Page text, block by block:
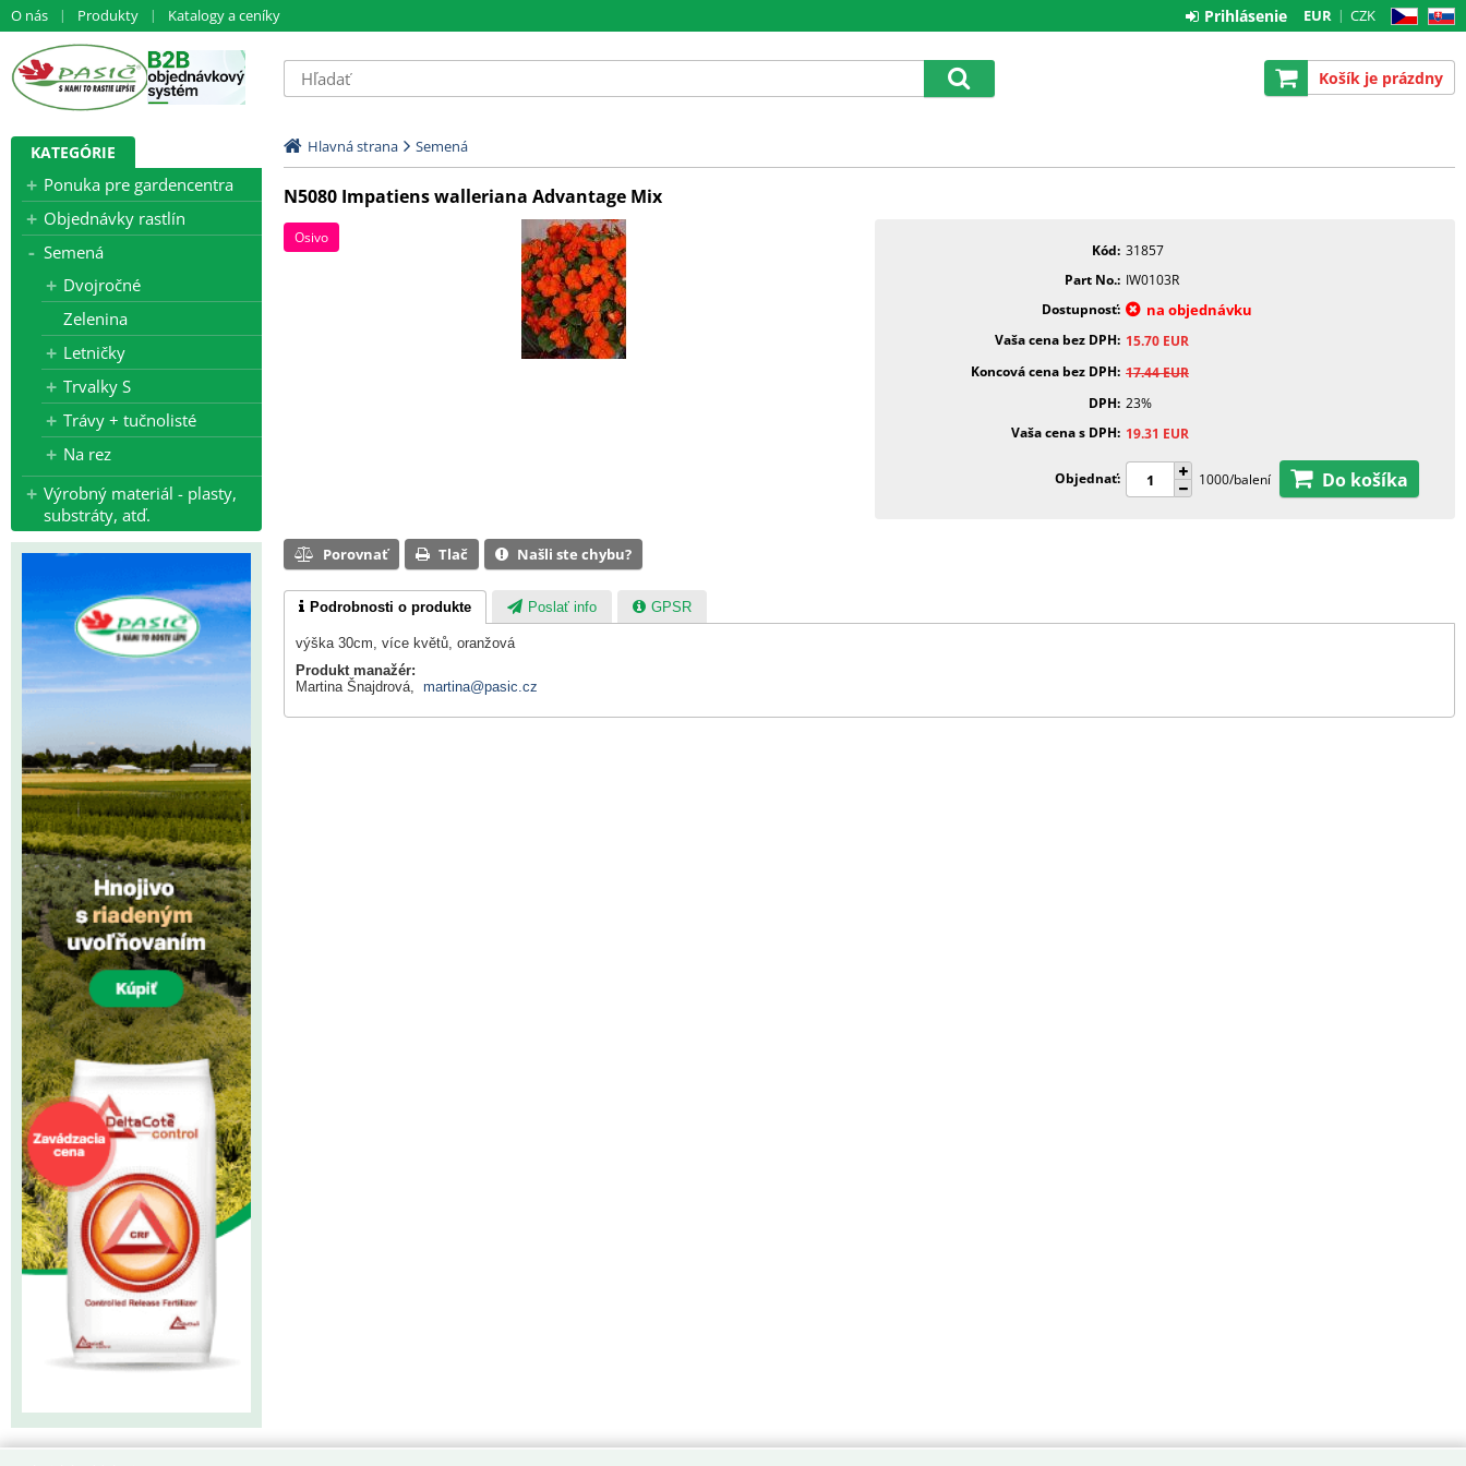
O nás Produkty Katalogy a ceníky CZ SK
EUR CZK
Prihlásenie
Košík je prázdny
KATEGÓRIE
Ponuka pre gardencentra
Objednávky rastlín
Semená
Dvojročné
Zelenina
Letničky
Trvalky S
Trávy + tučnolisté
Na rez
Výrobný materiál - plasty,
substráty, atď.
Hlavná strana Semená
N5080 Impatiens walleriana Advantage Mix
Osivo
Kód 31857
Part No. IW0103R
Dostupnosť
na objednávku
Vaša cena bez DPH 15.70 EUR
Koncová cena bez DPH 17.44EUR
DPH 23%
Vaša cena s DPH 19.31 EUR
Objednať 1000/balení Do košíka
Porovnať Tlač Našli ste chybu?
Podrobnosti o produkte Poslať info GPSR
výška 30cm, více květů, oranžová
Produkt manažér:
Martina Šnajdrová, martina@pasic.cz